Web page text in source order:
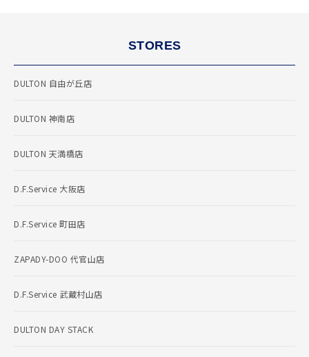
STORES
DULTON 自由が丘店
DULTON 神南店
DULTON 天満橋店
D.F.Service 大阪店
D.F.Service 町田店
ZAPADY-DOO 代官山店
D.F.Service 武蔵村山店
DULTON DAY STACK